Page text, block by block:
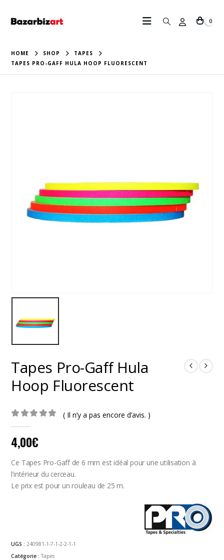
0
HOME SHOP
TAPES
TAPES PRO-GAFF HULA HOOP FLUORESCENT
Tapes Pro-Gaff Hula
Hoop Fluorescent
( Il n’y a pas encore d’avis. )
4,00€
Ce Tapes Pro-Gaff de 6 mm est idéal pour une utilisation à
l’intérieur du cerceau.
Le prix est pour un rouleau de 25 m.
UGS :240981-1-7-1-2-2-1-1
Catégorie :Tapes